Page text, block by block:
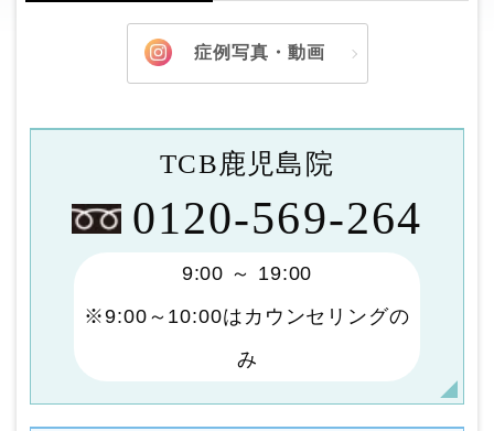
症例写真・動画
TCB鹿児島院
0120-569-264
9:00 ～ 19:00
※9:00～10:00はカウンセリングの
み